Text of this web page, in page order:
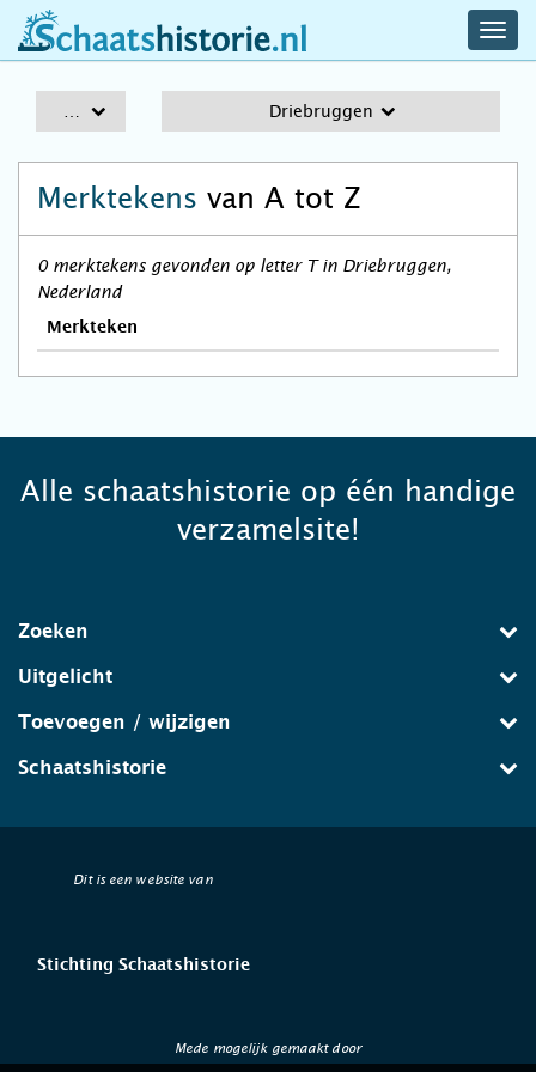
schaatshistorie.nl
Driebruggen
Merktekens van A tot Z
0 merktekens gevonden op letter T in Driebruggen,
Nederland
Merkteken
Alle schaatshistorie op één handige
verzamelsite!
Zoeken
Uitgelicht
Toevoegen / wijzigen
Schaatshistorie
Dit is een website van
Stichting Schaatshistorie
Mede mogelijk gemaakt door